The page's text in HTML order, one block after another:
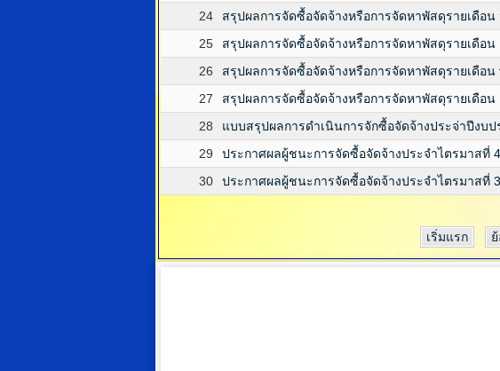
24
สรุปผลการจัดซื้อจัดจ้างหรือการจัดหาพัสดุรายเดือน
25
สรุปผลการจัดซื้อจัดจ้างหรือการจัดหาพัสดุรายเดือ
26
สรุปผลการจัดซื้อจัดจ้างหรือการจัดหาพัสดุรายเดือน
27
สรุปผลการจัดซื้อจัดจ้างหรือการจัดหาพัสดุรายเดือ
28
แบบสรุปผลการดำเนินการจักซื้อจัดจ้างประจ่าปีงบ
29
ประกาศผลผู้ชนะการจัดซื้อจัดจ้างประจำไตรมาสที่
30
ประกาศผลผู้ชนะการจัดซื้อจัดจ้างประจำไตรมาสที่
เริ่มแรก